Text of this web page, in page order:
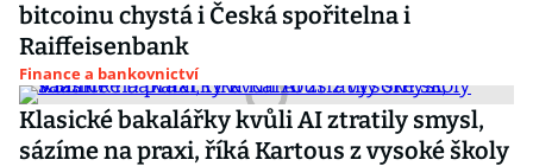
bitcoinu chystá i Česká spořitelna i
Raiffeisenbank
Finance a bankovnictví
Klasické bakalářky kvůli AI ztratily smysl,
sázíme na praxi, říká Kartous z vysoké školy